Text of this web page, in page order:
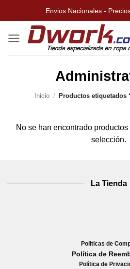
contenido
Envios Nacionales -
Inicio / Productos etiquetados
No se han encontrado
selección.
La Tienda
Politicas de
Política de
Política de